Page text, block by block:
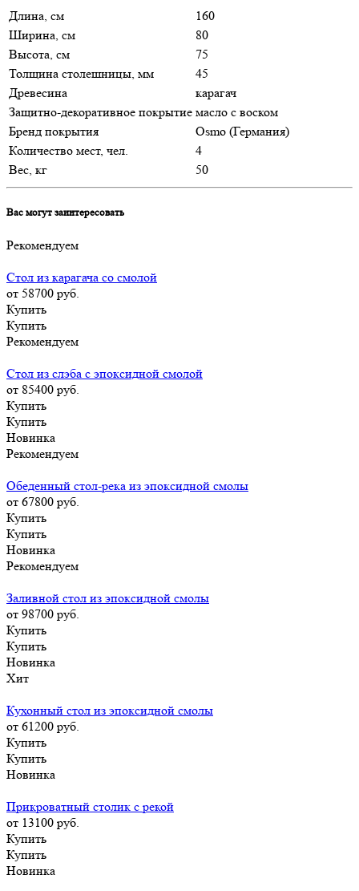
Длина, см
160
Ширина, см
80
Высота, см
75
Толщина столешницы, мм
45
Древесина
карагач
Защитно-декоративное покрытие масло с воском
Бренд покрытия
Osmo (Германия)
Количество мест, чел.
4
Вес, кг
50
Вас могут заинтересовать
Рекомендуем
Стол из карагача со смолой
от 58700 руб.
Купить
Купить
Рекомендуем
Стол из слэба с эпоксидной смолой
от 85400 руб.
Купить
Купить
Новинка
Рекомендуем
Обеденный стол-река из эпоксидной смолы
от 67800 руб.
Купить
Купить
Новинка
Рекомендуем
Заливной стол из эпоксидной смолы
от 98700 руб.
Купить
Купить
Новинка
Хит
Кухонный стол из эпоксидной смолы
от 61200 руб.
Купить
Купить
Новинка
Прикроватный столик с рекой
от 13100 руб.
Купить
Купить
Новинка